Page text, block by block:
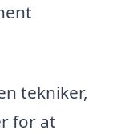
tekniker,
for at